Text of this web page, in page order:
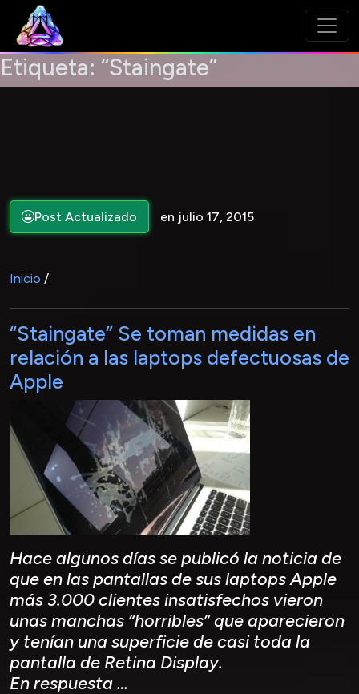
Etiqueta: “Staingate”
Post Actualizado en julio 17, 2015
Inicio /
“Staingate” Se toman medidas en
relación a las laptops defectuosas de
Apple
Hace algunos días se publicó la noticia de
que en las pantallas de sus laptops Apple
más 3.000 clientes insatisfechos vieron
unas manchas “horribles” que aparecieron
y tenían una superficie de casi toda la
pantalla de Retina Display.
En respuesta …